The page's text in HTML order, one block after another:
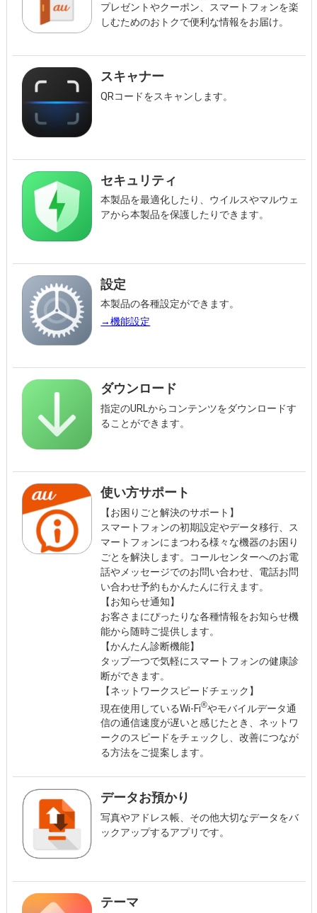
プレゼントやクーポン、スマートフォンを楽
しむためのおトクで便利な情報をお届け。
スキャナー
QRコードをスキャンします。
セキュリティ
本製品を最適化したり、ウイルスやマルウェ
アから本製品を保護したりできます。
設定
本製品の各種設定ができます。
→機能設定
ダウンロード
指定のURLからコンテンツをダウンロードす
ることができます。
使い方サポート
【お困りごと解決のサポート】
スマートフォンの初期設定やデータ移行、ス
マートフォンにまつわる様々な機器のお困り
ごとを解決します。コールセンターへのお電
話やメッセージでのお問い合わせ、電話お問
い合わせ予約もかんたんに行えます。
【お知らせ通知】
お客さまにぴったりな各種情報をお知らせ機
能から随時ご提供します。
【かんたん診断機能】
タップ一つで気軽にスマートフォンの健康診
断ができます。
【ネットワークスピードチェック】
現在使用しているWi-Fi®やモバイルデータ通
信の通信速度が遅いと感じたとき、ネットワ
ークのスピードをチェックし、改善につなが
る方法をご提案します。
データお預かり
写真やアドレス帳、その他大切なデータをバ
ックアップするアプリです。
テーマ